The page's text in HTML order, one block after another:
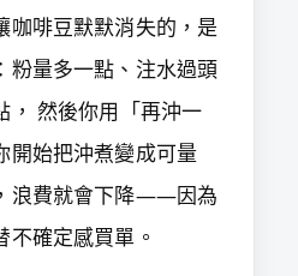
咖啡豆默默消失的，是
粉量多一點、注水過頭
， 然後你用「再沖一
開始把沖煮變成可量
浪費就會下降——因為
確定感買單。